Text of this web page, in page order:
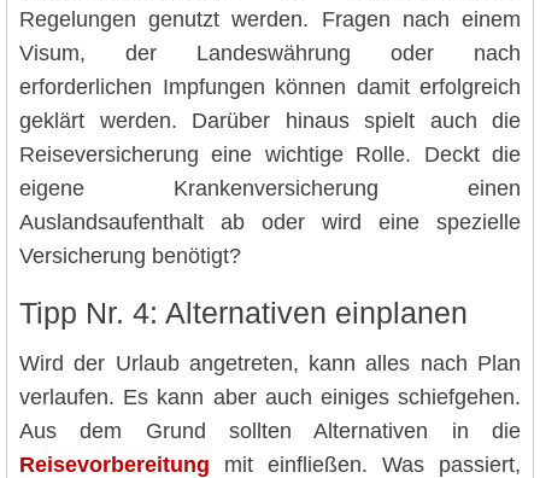
Regelungen genutzt werden. Fragen nach einem
Visum, der Landeswährung oder nach
erforderlichen Impfungen können damit erfolgreich
geklärt werden. Darüber hinaus spielt auch die
Reiseversicherung eine wichtige Rolle. Deckt die
eigene Krankenversicherung einen
Auslandsaufenthalt ab oder wird eine spezielle
Versicherung benötigt?
Tipp Nr. 4: Alternativen einplanen
Wird der Urlaub angetreten, kann alles nach Plan
verlaufen. Es kann aber auch einiges schiefgehen.
Aus dem Grund sollten Alternativen in die
Reisevorbereitung mit einfließen. Was passiert,